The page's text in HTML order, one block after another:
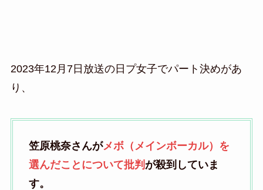
2023年12月7日放送の日プ女子でパート決めがあ
り、
笠原桃奈さんがメボ（メインボーカル）を
選んだことについて批判 が殺到していま
す。